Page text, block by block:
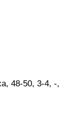
48-50, 3-4, -,